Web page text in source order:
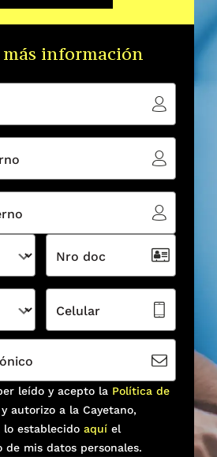
información
Nro doc
Celular
leído y acepto la Política de
y autorizo a la Cayetano,
lo establecido aquí el
de mis datos personales.